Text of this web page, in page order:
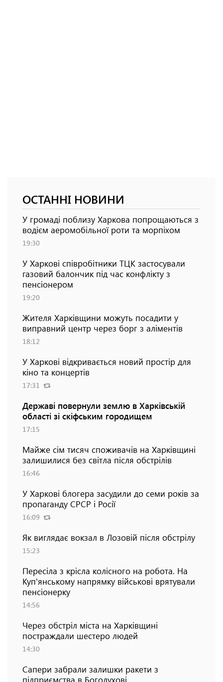
ОСТАННІ НОВИНИ
У громаді поблизу Харкова попрощаються з
водієм аеромобільної роти та морпіхом
19:30
У Харкові співробітники ТЦК застосували
газовий балончик під час конфлікту з
пенсіонером
19:20
Жителя Харківщини можуть посадити у
виправний центр через борг з аліментів
18:12
У Харкові відкривається новий простір для
кіно та концертів
17:31
Державі повернули землю в Харківській
області зі скіфським городищем
17:15
Майже сім тисяч споживачів на Харківщині
залишилися без світла після обстрілів
16:46
У Харкові блогера засудили до семи років за
пропаганду СРСР і Росії
16:09
Як виглядає вокзал в Лозовій після обстрілу
15:23
Пересіла з крісла колісного на робота. На
Куп'янському напрямку військові врятували
пенсіонерку
14:56
Через обстріл міста на Харківщині
постраждали шестеро людей
14:30
Сапери забрали залишки ракети з
підприємства в Богодухові